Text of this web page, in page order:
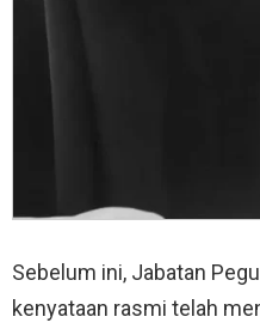
Sebelum ini, Jabatan
kenyataan rasmi telah